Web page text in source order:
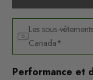
Les sous-
Canada*
Performance et